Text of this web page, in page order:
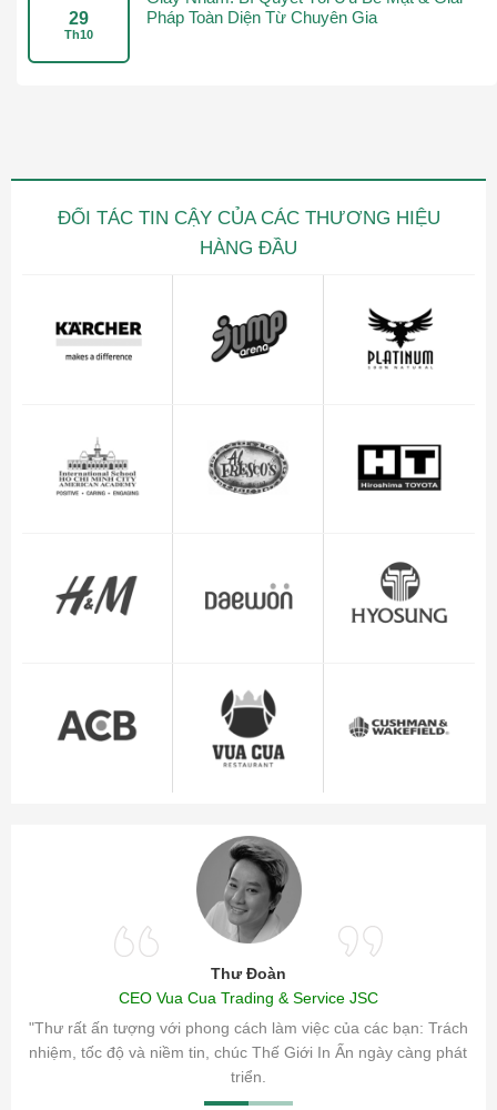
29
Th10
Pháp Toàn Diện Từ Chuyên Gia
ĐỐI TÁC TIN CẬY CỦA CÁC THƯƠNG HIỆU
HÀNG ĐẦU
Thư Đoàn
CEO Vua Cua Trading & Service JSC
"Thư rất ấn tượng với phong cách làm việc của các bạn: Trách
nhiệm, tốc độ và niềm tin, chúc Thế Giới In Ấn ngày càng phát
triển.
sóc